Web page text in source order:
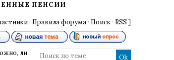
ПЕНСИИ
· Правила форума · Поиск · RSS ]
ли